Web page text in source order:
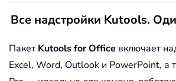
Все надстройки Kutools.
Пакет Kutools for Office включает
Excel, Word, Outlook и PowerPoint, а